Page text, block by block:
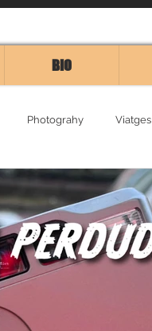
BIO
Photograhy Viatges